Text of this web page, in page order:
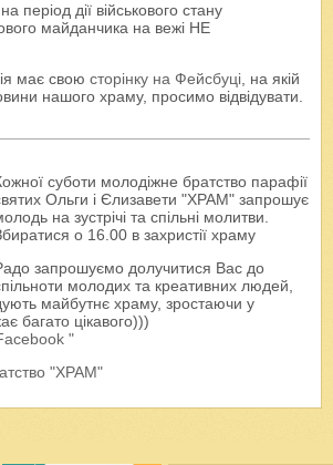
період дії військового стану
майданчика на вежі НЕ
має свою сторінку на Фейсбуці, на якій
нашого храму, просимо відвідувати.
суботи молодіжне братство парафії
Ольги і Єлизавети "ХРАМ" запрошує
на зустрічі та спільні молитви.
о 16.00 в захристії храму
запрошуємо долучитися Вас до
молодих та креативних людей,
майбутнє храму, зростаючи у
багато цікавого)))
"
"ХРАМ"